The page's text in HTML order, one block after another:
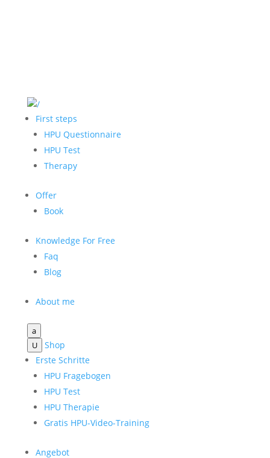
First steps
HPU Questionnaire
HPU Test
Therapy
Offer
Book
Knowledge For Free
Faq
Blog
About me
a
U
Shop
Erste Schritte
HPU Fragebogen
HPU Test
HPU Therapie
Gratis HPU-Video-Training
Angebot